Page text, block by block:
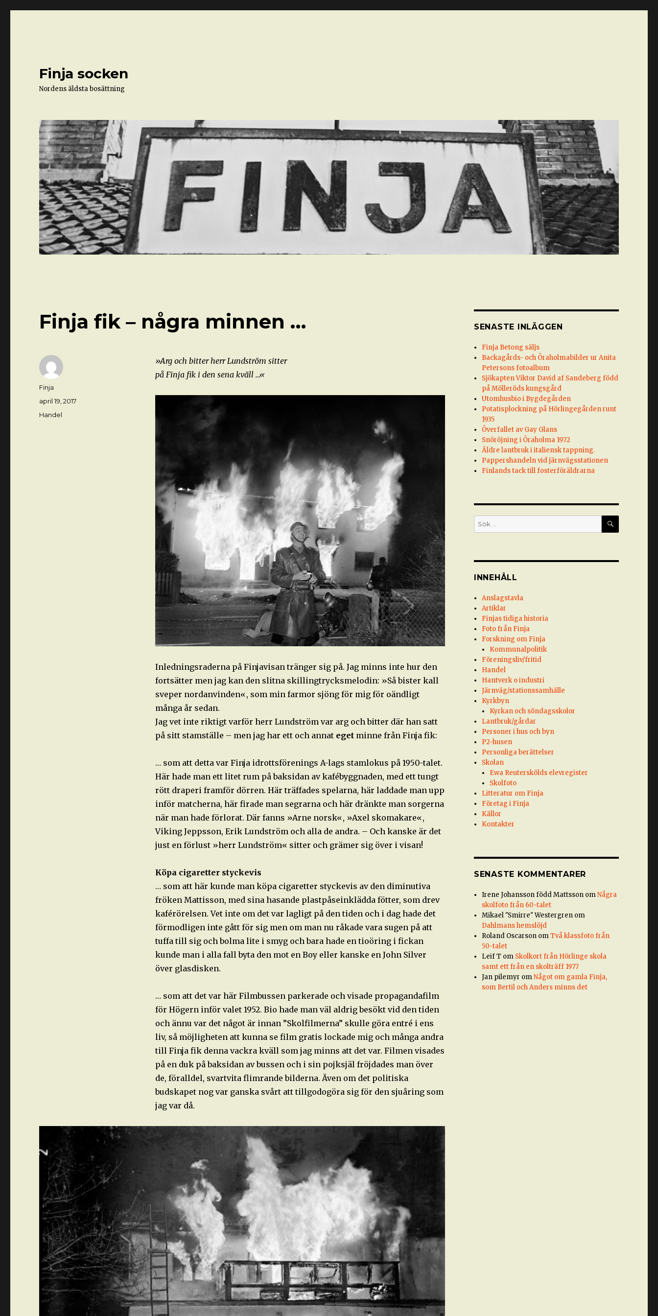
Finja socken
Nordens äldsta bosättning
Finja fik – några minnen …
»Arg och bitter herr Lundström sitter
på Finja fik i den sena kväll …«
Inledningsraderna på Finjavisan tränger sig på. Jag minns inte hur den
fortsätter men jag kan den slitna skillingtrycksmelodin: »Så bister kall
sveper nordanvinden«, som min farmor sjöng för mig för oändligt
många år sedan.
Jag vet inte riktigt varför herr Lundström var arg och bitter där han satt
på sitt stamställe – men jag har ett och annat egetminne från Finja fik:
… som att detta var Finja idrottsförenings A-lags stamlokus på 1950-talet.
Här hade man ett litet rum på baksidan av kafébyggnaden, med ett tungt
rött draperi framför dörren. Här träffades spelarna, här laddade man upp
inför matcherna, här firade man segrarna och här dränkte man sorgerna
när man hade förlorat. Där fanns »Arne norsk«, »Axel skomakare«,
Viking Jeppsson, Erik Lundström och alla de andra. – Och kanske är det
just en förlust »herr Lundström« sitter och grämer sig över i visan!
Köpa cigaretter styckevis
… som att här kunde man köpa cigaretter styckevis av den diminutiva
fröken Mattisson, med sina hasande plastpåseinklädda fötter, som drev
kaférörelsen. Vet inte om det var lagligt på den tiden och i dag hade det
förmodligen inte gått för sig men om man nu råkade vara sugen på att
tuffa till sig och bolma lite i smyg och bara hade en tioöring i fickan
kunde man i alla fall byta den mot en Boy eller kanske en John Silver
över glasdisken.
… som att det var här Filmbussen parkerade och visade propagandafilm
för Högern inför valet 1952. Bio hade man väl aldrig besökt vid den tiden
och ännu var det något är innan ”Skolfilmerna” skulle göra entré i ens
liv, så möjligheten att kunna se film gratis lockade mig och många andra
till Finja fik denna vackra kväll som jag minns att det var. Filmen visades
på en duk på baksidan av bussen och i sin pojksjäl fröjdades man över
de, föralldel, svartvita flimrande bilderna. Även om det politiska
budskapet nog var ganska svårt att tillgodogöra sig för den sjuåring som
jag var då.
Författare
Finja
Postat
april 19, 2017
Kategorier
Handel
SENASTE INLÄGGEN
Finja Betong säljs
Backagårds- och Öraholmabilder ur Anita
Petersons fotoalbum
Sjökapten Viktor David af Sandeberg född
på Mölleröds kungsgård
Utomhusbio i Bygdegården
Potatisplockning på Hörlingegården runt
1935
Överfallet av Gay Glans
Snöröjning i Öraholma 1972
Äldre lantbruk i italiensk tappning.
Pappershandeln vid järnvägsstationen
Finlands tack till fosterföräldrarna
Sök
efter:
SÖK
INNEHÅLL
Anslagstavla
Artiklar
Finjas tidiga historia
Foto från Finja
Forskning om Finja
Kommunalpolitik
Föreningsliv/fritid
Handel
Hantverk o industri
Järnväg/stationssamhälle
Kyrkbyn
Kyrkan och söndagsskolor
Lantbruk/gårdar
Personer i hus och byn
P2-husen
Personliga berättelser
Skolan
Ewa Reuterskölds elevregister
Skolfoto
Litteratur om Finja
Företag i Finja
Källor
Kontakter
SENASTE KOMMENTARER
Irene Johansson född Mattsson omNågra
skolfoto från 60-talet
Mikael "Smirre" Westergren om
Dahlmans hemslöjd
Roland Oscarson omTvå klassfoto från
50-talet
Leif T om Skolkort från Hörlinge skola
samt ett från en skolträff 1977
Jan pilemyr omNågot om gamla Finja,
som Bertil och Anders minns det